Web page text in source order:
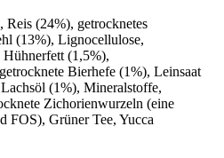
(24%), getrocknetes
(13%), Lignocellulose,
(1,5%),
Bierhefe (1%), Leinsaat
(1%), Mineralstoffe,
Zichorienwurzeln (eine
FOS), Grüner Tee, Yucca